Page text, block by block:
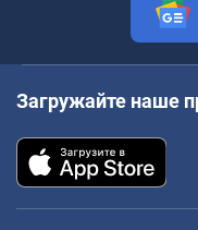
Загружайте наше